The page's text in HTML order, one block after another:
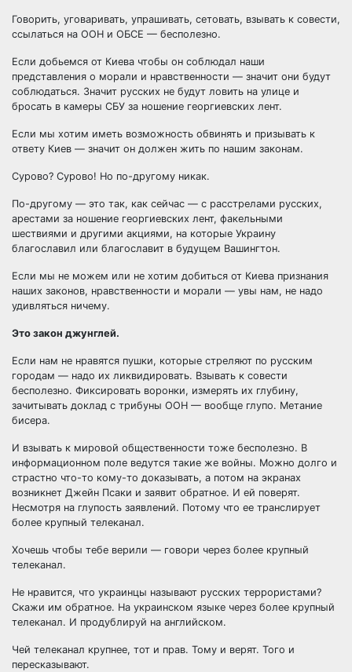
Говорить, уговаривать, упрашивать, сетовать, взывать к совести,
ссылаться на ООН и ОБСЕ — бесполезно.
Если добьемся от Киева чтобы он соблюдал наши
представления о морали и нравственности — значит они будут
соблюдаться. Значит русских не будут ловить на улице и
бросать в камеры СБУ за ношение георгиевских лент.
Если мы хотим иметь возможность обвинять и призывать к
ответу Киев — значит он должен жить по нашим законам.
Сурово? Сурово! Но по-другому никак.
По-другому — это так, как сейчас — с расстрелами русских,
арестами за ношение георгиевских лент, факельными
шествиями и другими акциями, на которые Украину
благославил или благославит в будущем Вашингтон.
Если мы не можем или не хотим добиться от Киева признания
наших законов, нравственности и морали — увы нам, не надо
удивляться ничему.
Это закон джунглей.
Если нам не нравятся пушки, которые стреляют по русским
городам — надо их ликвидировать. Взывать к совести
бесполезно. Фиксировать воронки, измерять их глубину,
зачитывать доклад с трибуны ООН — вообще глупо. Метание
бисера.
И взывать к мировой общественности тоже бесполезно. В
информационном поле ведутся такие же войны. Можно долго и
страстно что-то кому-то доказывать, а потом на экранах
возникнет Джейн Псаки и заявит обратное. И ей поверят.
Несмотря на глупость заявлений. Потому что ее транслирует
более крупный телеканал.
Хочешь чтобы тебе верили — говори через более крупный
телеканал.
Не нравится, что украинцы называют русских террористами?
Скажи им обратное. На украинском языке через более крупный
телеканал. И продублируй на английском.
Чей телеканал крупнее, тот и прав. Тому и верят. Того и
пересказывают.